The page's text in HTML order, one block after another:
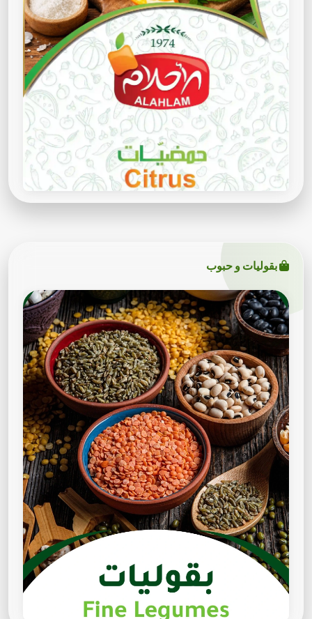
بقوليات و حبوب